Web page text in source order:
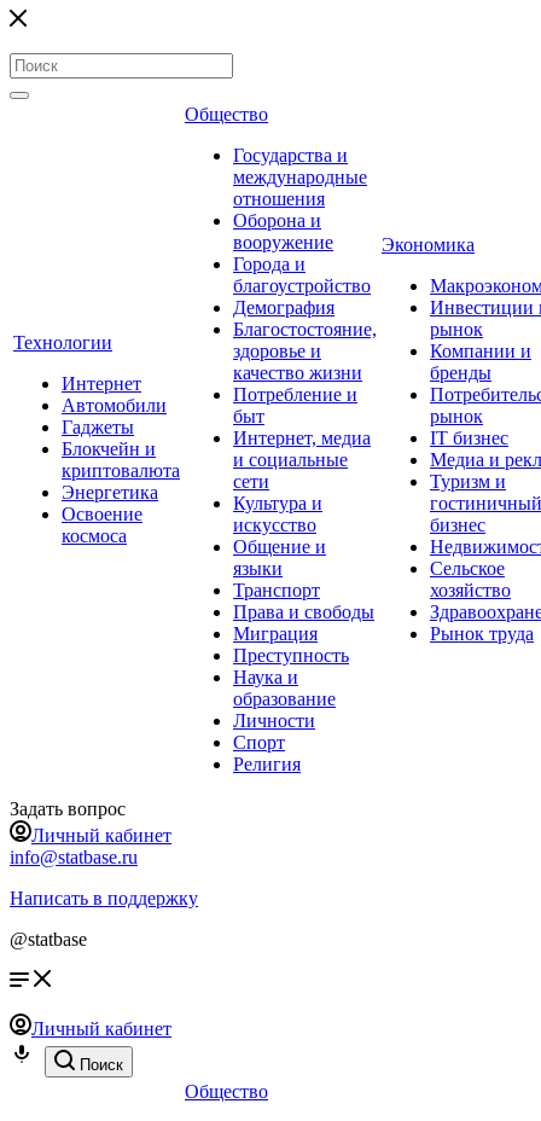
Технологии
Интернет
Автомобили
Гаджеты
Блокчейн и
криптовалюта
Энергетика
Освоение
космоса
Общество
Государства и
международные
отношения
Оборона и
вооружение
Города и
благоустройство
Демография
Благостостояние,
здоровье и
качество жизни
Потребление и
быт
Интернет, медиа
и социальные
сети
Культура и
искусство
Общение и
языки
Транспорт
Права и свободы
Миграция
Преступность
Наука и
образование
Личности
Спорт
Религия
Экономика
Инвестиции
рынок
Компании и
бренды
рынок
IT бизнес
Медиа и
Туризм и
гостиничный
бизнес
Сельское
хозяйство
Рынок труда
Задать вопрос
Личный кабинет
info@statbase.ru
Написать в поддержку
@statbase
Личный кабинет
Поиск
Общество